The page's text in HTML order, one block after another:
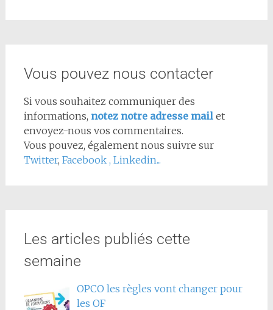
Vous pouvez nous contacter
Si vous souhaitez communiquer des
informations, notez notre adresse mail et
envoyez-nous vos commentaires.
Vous pouvez, également nous suivre sur
Twitter, Facebook , Linkedin...
Les articles publiés cette
semaine
OPCO les règles vont changer pour
les OF